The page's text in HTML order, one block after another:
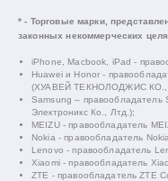
* - Торговые марки,
законных некоммерческих
iPhone, Macbook, iPad -
Huawei и Honor -
(ХУАВЕЙ ТЕКНОЛОДЖИС КО.,
Samsung – правообладатель
Электроникс Ко., Лтд.);
MEIZU - правообладатель
Nokia - правообладатель
Lenovo - правообладатель
Xiaomi - правообладатель
ZTE - правообладатель ZTE